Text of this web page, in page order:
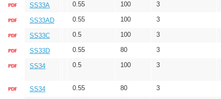
SS33A 0.55 100 3
SS33AD 0.55 100 3
SS33C 0.5 100 3
SS33D 0.55 80 3
SS34 0.5 100 3
SS34 0.55 80 3